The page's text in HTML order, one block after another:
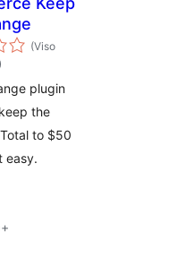
(Viso
plugin
the
to $50
easy.